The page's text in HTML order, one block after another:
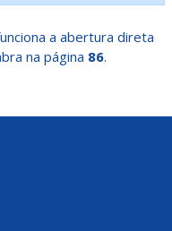
a abertura direta
na página 86.